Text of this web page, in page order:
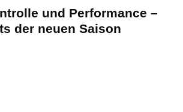
und Performance –
der neuen Saison